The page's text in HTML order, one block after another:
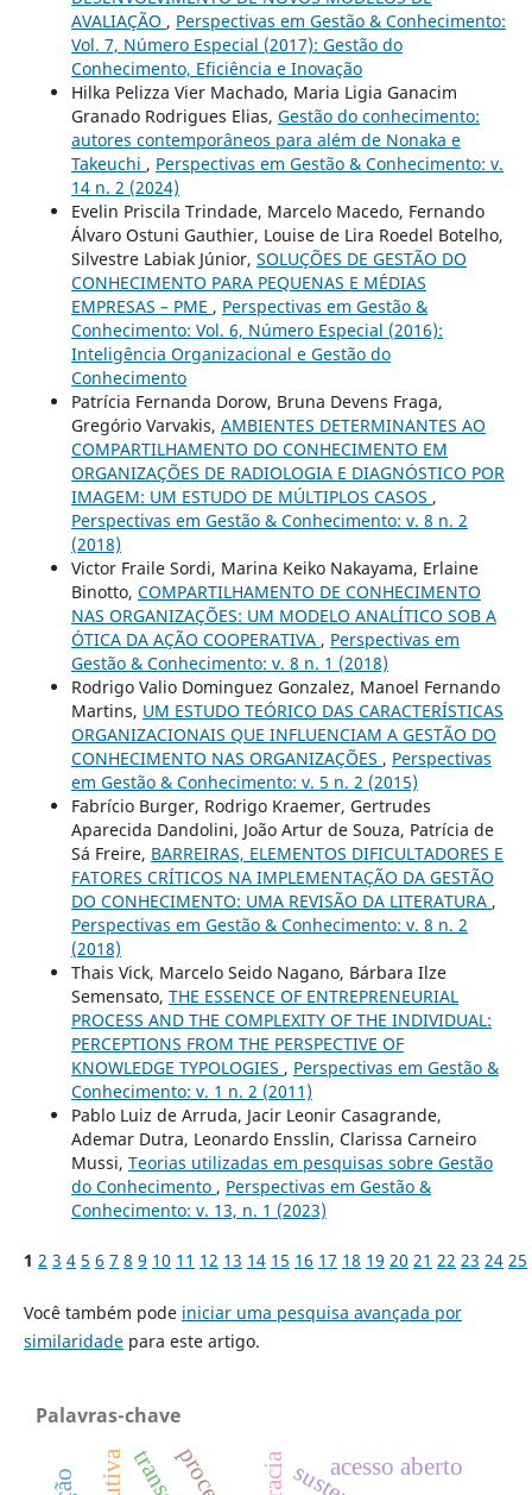
AVALIAÇÃO , Perspectivas em Gestão & Conhecimento:
Vol. 7, Número Especial (2017): Gestão do
Conhecimento, Eficiência e Inovação
Hilka Pelizza Vier Machado, Maria Ligia Ganacim
Granado Rodrigues Elias, Gestão do conhecimento:
autores contemporâneos para além de Nonaka e
Takeuchi , Perspectivas em Gestão & Conhecimento: v.
14 n. 2 (2024)
Evelin Priscila Trindade, Marcelo Macedo, Fernando
Álvaro Ostuni Gauthier, Louise de Lira Roedel Botelho,
Silvestre Labiak Júnior, SOLUÇÕES DE GESTÃO DO
CONHECIMENTO PARA PEQUENAS E MÉDIAS
EMPRESAS – PME , Perspectivas em Gestão &
Conhecimento: Vol. 6, Número Especial (2016):
Inteligência Organizacional e Gestão do
Conhecimento
Patrícia Fernanda Dorow, Bruna Devens Fraga,
Gregório Varvakis, AMBIENTES DETERMINANTES AO
COMPARTILHAMENTO DO CONHECIMENTO EM
ORGANIZAÇÕES DE RADIOLOGIA E DIAGNÓSTICO POR
IMAGEM: UM ESTUDO DE MÚLTIPLOS CASOS ,
Perspectivas em Gestão & Conhecimento: v. 8 n. 2
(2018)
Victor Fraile Sordi, Marina Keiko Nakayama, Erlaine
Binotto, COMPARTILHAMENTO DE CONHECIMENTO
NAS ORGANIZAÇÕES: UM MODELO ANALÍTICO SOB A
ÓTICA DA AÇÃO COOPERATIVA , Perspectivas em
Gestão & Conhecimento: v. 8 n. 1 (2018)
Rodrigo Valio Dominguez Gonzalez, Manoel Fernando
Martins, UM ESTUDO TEÓRICO DAS CARACTERÍSTICAS
ORGANIZACIONAIS QUE INFLUENCIAM A GESTÃO DO
CONHECIMENTO NAS ORGANIZAÇÕES , Perspectivas
em Gestão & Conhecimento: v. 5 n. 2 (2015)
Fabrício Burger, Rodrigo Kraemer, Gertrudes
Aparecida Dandolini, João Artur de Souza, Patrícia de
Sá Freire, BARREIRAS, ELEMENTOS DIFICULTADORES E
FATORES CRÍTICOS NA IMPLEMENTAÇÃO DA GESTÃO
DO CONHECIMENTO: UMA REVISÃO DA LITERATURA ,
Perspectivas em Gestão & Conhecimento: v. 8 n. 2
(2018)
Thais Vick, Marcelo Seido Nagano, Bárbara Ilze
Semensato, THE ESSENCE OF ENTREPRENEURIAL
PROCESS AND THE COMPLEXITY OF THE INDIVIDUAL:
PERCEPTIONS FROM THE PERSPECTIVE OF
KNOWLEDGE TYPOLOGIES , Perspectivas em Gestão &
Conhecimento: v. 1 n. 2 (2011)
Pablo Luiz de Arruda, Jacir Leonir Casagrande,
Ademar Dutra, Leonardo Ensslin, Clarissa Carneiro
Mussi, Teorias utilizadas em pesquisas sobre Gestão
do Conhecimento , Perspectivas em Gestão &
Conhecimento: v. 13, n. 1 (2023)
1 2 3 4 5 6 7 8 9 10 11 12 13 14 15 16 17 18 19 20 21 22 23 24 25
Você também pode iniciar uma pesquisa avançada por
similaridadepara este artigo.
Palavras-chave
acesso aberto